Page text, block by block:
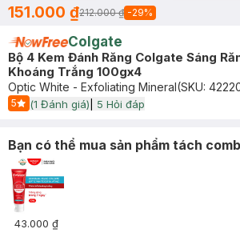
151.000 ₫212.000 ₫ -29%
Colgate
Bộ 4 Kem Đánh Răng Colgate Sáng
Khoáng Trắng 100gx4
Optic White - Exfoliating Mineral(SKU:
5
Start Icon
(1 Đánh giá) 5 Hỏi đáp
Bạn có thể mua sản phẩm tách
43.000 ₫